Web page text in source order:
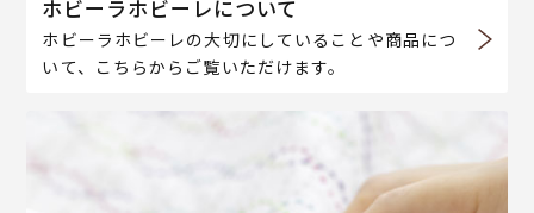
ホビーラホビーレについて
ホビーラホビーレの大切にしていることや商品につ
いて、こちらからご覧いただけます。